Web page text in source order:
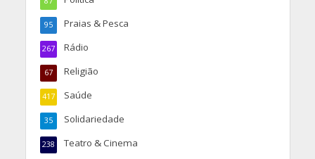
Praias & Pesca
95
Rádio
267
Religião
67
Saúde
417
Solidariedade
35
Teatro & Cinema
238